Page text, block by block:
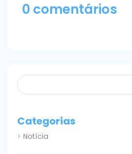
0 comentários
Categorias
Notícia